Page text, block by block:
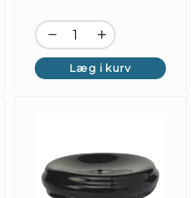
Læg i kurv